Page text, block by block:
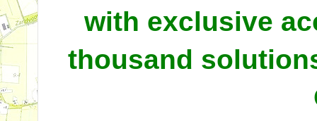
with exclusive
thousand